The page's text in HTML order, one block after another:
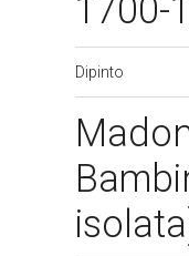
1700-
Dipinto